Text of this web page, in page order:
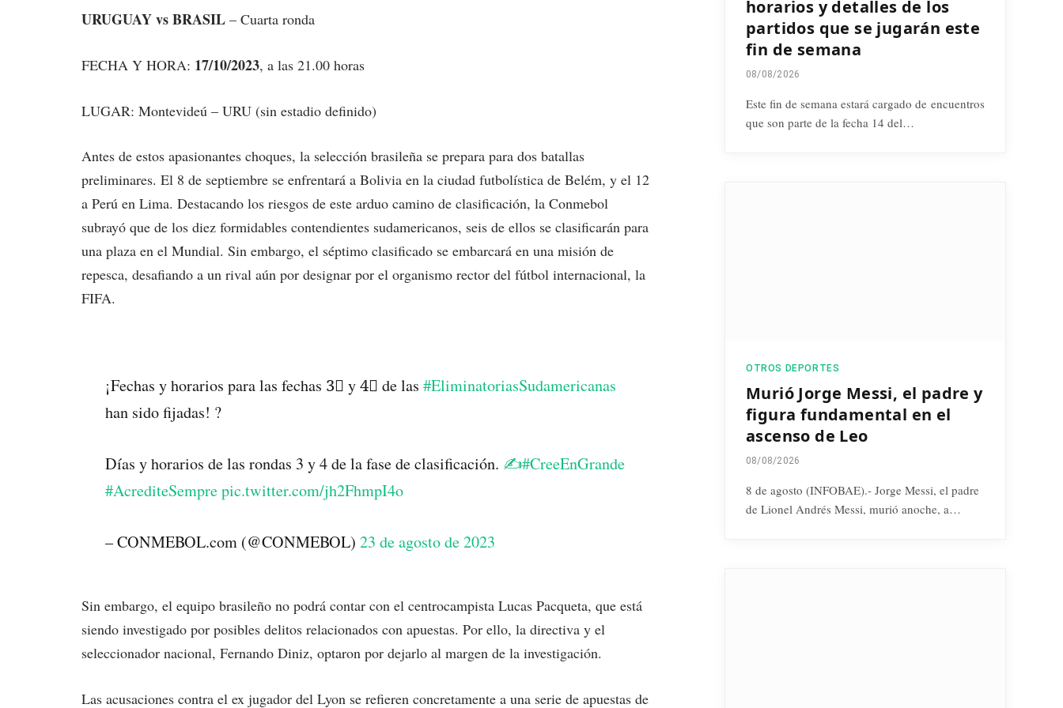
URUGUAY vs BRASIL – Cuarta ronda
FECHA Y HORA: 17/10/2023, a las 21.00 horas
LUGAR: Montevideú – URU (sin estadio definido)
Antes de estos apasionantes choques, la selección brasileña se prepara para dos batallas
preliminares. El 8 de septiembre se enfrentará a Bolivia en la ciudad futbolística de Belém, y el 12
a Perú en Lima. Destacando los riesgos de este arduo camino de clasificación, la Conmebol
subrayó que de los diez formidables contendientes sudamericanos, seis de ellos se clasificarán para
una plaza en el Mundial. Sin embargo, el séptimo clasificado se embarcará en una misión de
repesca, desafiando a un rival aún por designar por el organismo rector del fútbol internacional, la
FIFA.
¡Fechas y horarios para las fechas 3⃣ y 4⃣ de las#EliminatoriasSudamericanas
han sido fijadas! ?️
Días y horarios de las rondas 3 y 4 de la fase de clasificación. ✍️#CreeEnGrande
#AcrediteSemprepic.twitter.com/jh2FhmpI4o
– CONMEBOL.com (@CONMEBOL)23 de agosto de 2023
Sin embargo, el equipo brasileño no podrá contar con el centrocampista Lucas Pacqueta, que está
siendo investigado por posibles delitos relacionados con apuestas. Por ello, la directiva y el
seleccionador nacional, Fernando Diniz, optaron por dejarlo al margen de la investigación.
Las acusaciones contra el ex jugador del Lyon se refieren concretamente a una serie de apuestas de
horarios y detalles de los
partidos que se jugarán este
fin de semana
08/08/2026
Este fin de semana estará cargado de encuentros
que son parte de la fecha 14 del…
OTROS DEPORTES
Murió Jorge Messi, el padre y
figura fundamental en el
ascenso de Leo
08/08/2026
8 de agosto (INFOBAE).- Jorge Messi, el padre
de Lionel Andrés Messi, murió anoche, a…